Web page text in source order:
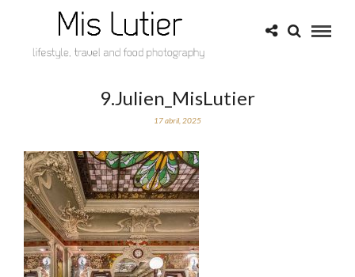
9.Julien_MisLutier
17 abril, 2025